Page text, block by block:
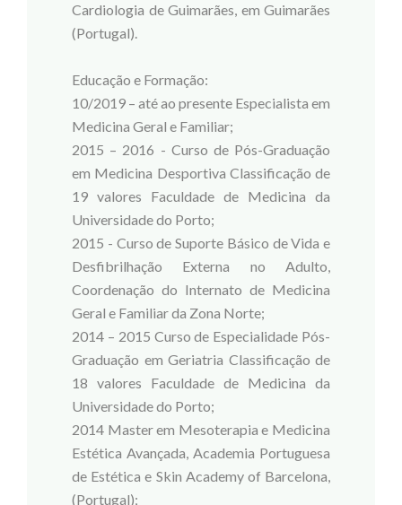
Cardiologia de Guimarães, em Guimarães
(Portugal).
Educação e Formação:
10/2019 – até ao presente Especialista em
Medicina Geral e Familiar;
2015 – 2016 - Curso de Pós-Graduação
em Medicina Desportiva Classificação de
19 valores Faculdade de Medicina da
Universidade do Porto;
2015 - Curso de Suporte Básico de Vida e
Desfibrilhação Externa no Adulto,
Coordenação do Internato de Medicina
Geral e Familiar da Zona Norte;
2014 – 2015 Curso de Especialidade Pós-
Graduação em Geriatria Classificação de
18 valores Faculdade de Medicina da
Universidade do Porto;
2014 Master em Mesoterapia e Medicina
Estética Avançada, Academia Portuguesa
de Estética e Skin Academy of Barcelona,
(Portugal);